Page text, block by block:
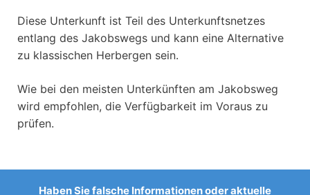
Diese Unterkunft ist Teil des Unterkunftsnetzes
entlang des Jakobswegs und kann eine Alternative
zu klassischen Herbergen sein.
Wie bei den meisten Unterkünften am Jakobsweg
wird empfohlen, die Verfügbarkeit im Voraus zu
prüfen.
Haben Sie falsche Informationen oder aktuelle